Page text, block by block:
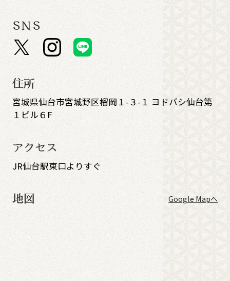
SNS
住所
宮城県仙台市宮城野区榴岡１-３-１ ヨドバシ仙台第
１ビル６F
アクセス
JR仙台駅東口よりすぐ
地図 Google Mapへ